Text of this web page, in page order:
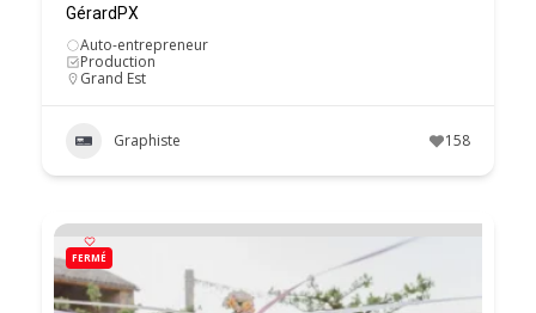
GérardPX
Auto-entrepreneur
Production
Grand Est
Graphiste 158
FERMÉ